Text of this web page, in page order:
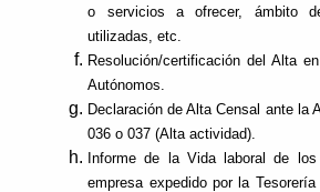
o servicios a ofrecer, ámbito
utilizadas, etc.
Resolución/certificación del Alta
Autónomos.
Declaración de Alta Censal ante la
036 o 037 (Alta actividad).
Informe de la Vida laboral de
empresa expedido por la